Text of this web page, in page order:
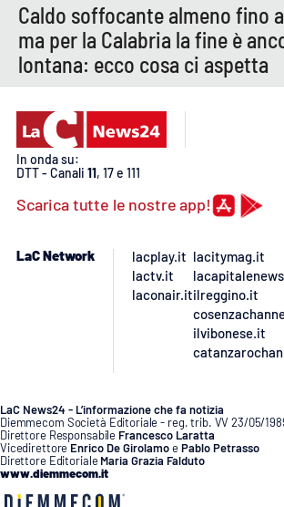
Caldo soffocante almeno fino
ma per la Calabria la fine è
lontana: ecco cosa ci aspetta
In onda su:
DTT - Canali 11, 17 e 111
Scarica tutte le nostre app!
LaC Network
lacplay.it
lactv.it
laconair.it
lacitymag.it
ilreggino.it
ilvibonese.it
LaC News24 - L’informazione che fa notizia
Diemmecom Società Editoriale - reg. trib. VV 23/05/
Direttore Responsabile Francesco Laratta
Vicedirettore Enrico De GirolamoePablo Petrasso
Direttore Editoriale Maria Grazia Falduto
www.diemmecom.it